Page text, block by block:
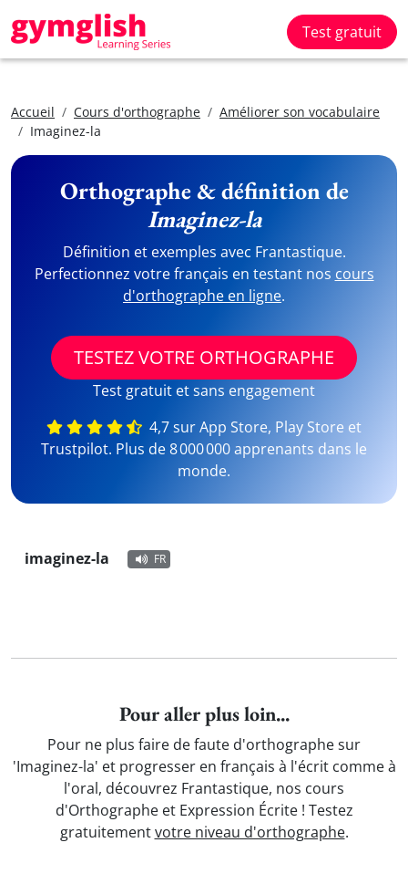
Test gratuit
Accueil Cours d'orthographe
Améliorer son vocabulaire
Imaginez-la
Orthographe & définition de
Imaginez-la
Définition et exemples avec Frantastique.
Perfectionnez votre français en testant nos cours
d'orthographe en ligne.
TESTEZ VOTRE ORTHOGRAPHE
Test gratuit et sans engagement
4,7 sur App Store, Play Store et
Trustpilot. Plus de 8 000 000 apprenants dans le
monde.
imaginez-la FR
Pour aller plus loin...
Pour ne plus faire de faute d'orthographe sur
'Imaginez-la' et progresser en français à l'écrit comme à
l'oral, découvrez Frantastique, nos cours
d'Orthographe et Expression Écrite ! Testez
gratuitementvotre niveau d'orthographe.